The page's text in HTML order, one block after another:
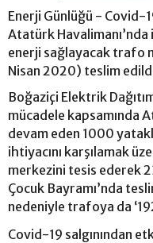
Enerji Günlüğü - Covid-
Atatürk
enerji sağlayacak trafo
Nisan 2020) teslim
Boğaziçi Elektrik
mücadele kapsamında
devam eden 1000
ihtiyacını karşılamak
merkezini tesis ederek
Çocuk Bayramı’nda
nedeniyle trafoya da
Covid-19 salgınından